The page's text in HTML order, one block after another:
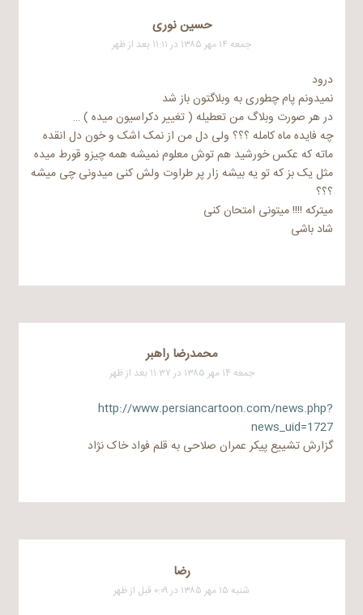
حسین نوری
جمعه ۱۴ مهر ۱۳۸۵ در ۱۱:۱۱ بعد از ظهر
درود
نمیدونم پام چطوری به وبلاگتون باز شد
در هر صورت وبلاگ من تعطیله ( تغییر دکراسیون میده ) …
چه فایده ماه کامله ؟؟؟‌ ولی دل من از نمک اشک و خون دل انقده
ماته که عکس خورشید هم توش معلوم نمیشه همه چیزو قورط میده
مثل یک بز که تو یه بیشه زار پر طراوت ولش کنی میدونی چی میشه
؟؟؟
میترکه !!!! میتونی امتحان کنی
شاد باشی
محمدرضا راهبر
جمعه ۱۴ مهر ۱۳۸۵ در ۱۱:۳۷ بعد از ظهر
http://www.persiancartoon.com/news.php?
news_uid=1727
گزارش تشییع پیکر عمران صلاحی به قلم فواد خاک نژاد
رضا
شنبه ۱۵ مهر ۱۳۸۵ در ۰:۰۹ قبل از ظهر